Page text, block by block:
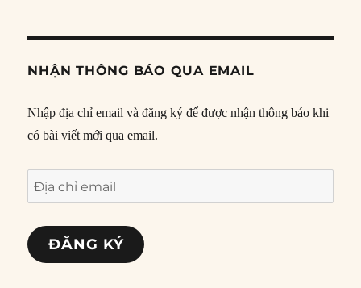
NHẬN THÔNG BÁO QUA EMAIL
Nhập địa chỉ email và đăng ký để được nhận thông báo khi
có bài viết mới qua email.
Địa
chỉ
email
ĐĂNG KÝ